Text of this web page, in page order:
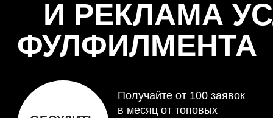
ОБСУДИТЬ
ПРОЕКТ
платежеспособных
селлеров
Таргетинг Чат-боты